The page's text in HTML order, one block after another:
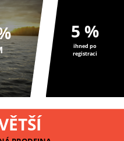
5 %
ihned po
registraci